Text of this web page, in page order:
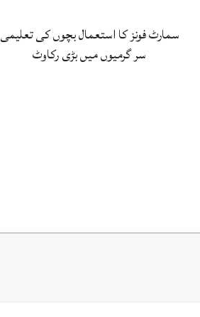
سمارٹ فونز کا استعمال بچوں کی تعلیمی
سر گرمیوں میں بڑی رکاوٹ